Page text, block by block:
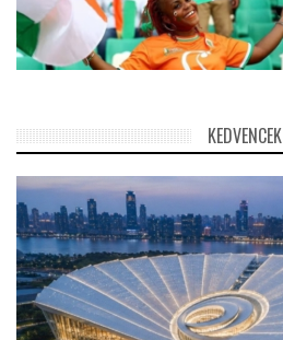
KEDVENCEK